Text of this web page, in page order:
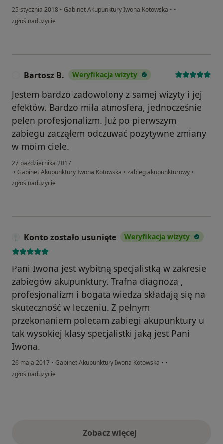
25 stycznia 2018 • Gabinet Akupunktury Iwona Kotowska • •
w opinii użytkownika lesnyraj
zgłoś nadużycie
Bartosz B. Weryfikacja wizyty
Jestem bardzo zadowolony z samej wizyty i jej
efektów. Bardzo miła atmosfera, jednocześnie
pelen profesjonalizm. Już po pierwszym
zabiegu zacząłem odczuwać pozytywne zmiany
w moim ciele.
27 października 2017
• Gabinet Akupunktury Iwona Kotowska • zabieg akupunkturowy •
w opinii użytkownika Bartosz B.
zgłoś nadużycie
Konto zostało usunięte Weryfikacja wizyty
Pani Iwona jest wybitną specjalistką w zakresie
zabiegów akupunktury. Trafna diagnoza ,
profesjonalizm i bogata wiedza składają się na
skuteczność w leczeniu. Z pełnym
przekonaniem polecam zabiegi akupunktury u
tak wysokiej klasy specjalistki jaką jest Pani
Iwona.
26 maja 2017 • Gabinet Akupunktury Iwona Kotowska • •
w opinii użytkownika Konto zostało usunięte
zgłoś nadużycie
Zobacz więcejopinie powyżej